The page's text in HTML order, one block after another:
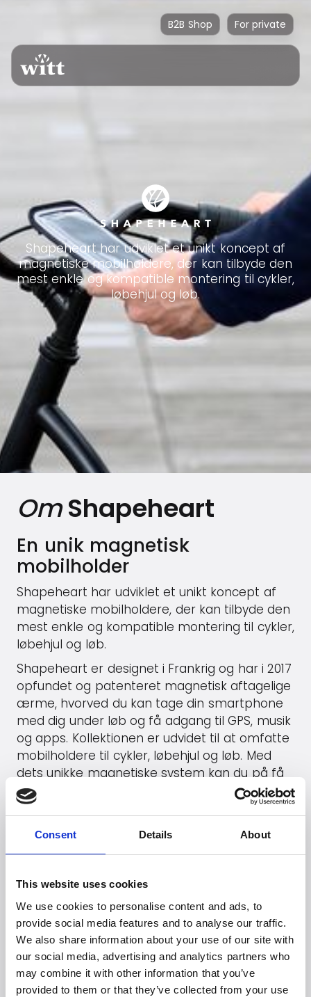
Consent Details About
This website uses cookies
We use cookies to personalise content and ads, to
provide social media features and to analyse our traffic.
We also share information about your use of our site with
our social media, advertising and analytics partners who
may combine it with other information that you’ve
provided to them or that they’ve collected from your use
B2B Shop For private
Shapeheart har udviklet et unikt koncept af
magnetiske mobilholdere, der kan tilbyde den
mest enkle og kompatible montering til cykler,
løbehjul og løb.
OmShapeheart
En unik magnetisk
mobilholder
Shapeheart har udviklet et unikt koncept af
magnetiske mobilholdere, der kan tilbyde den
mest enkle og kompatible montering til cykler,
løbehjul og løb.
Shapeheart er designet i Frankrig og har i 2017
opfundet og patenteret magnetisk aftagelige
ærme, hvorved du kan tage din smartphone
med dig under løb og få adgang til GPS, musik
og apps. Kollektionen er udvidet til at omfatte
mobilholdere til cykler, løbehjul og løb. Med
dets unikke magnetiske system kan du på få
sekunder fastgøre din smartphone til dit styr
og lade GPS guide dig. Så enkelt er det!
Shapeheart beskytter din mobiltelefon mod
regn og kan håndtere alt slags terræn. Den
smartphones på markedet.
Gå tilShapeheart's hjemmeside
Se produkter (B2B)